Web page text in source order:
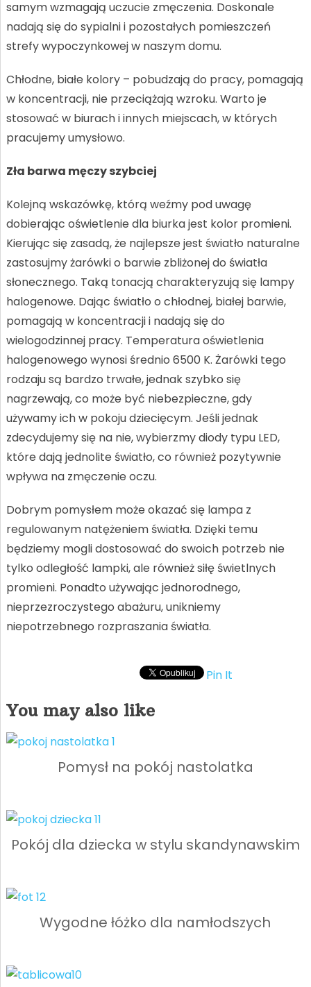
samym wzmagają uczucie zmęczenia. Doskonale
nadają się do sypialni i pozostałych pomieszczeń
strefy wypoczynkowej w naszym domu.
Chłodne, białe kolory – pobudzają do pracy, pomagają
w koncentracji, nie przeciążają wzroku. Warto je
stosować w biurach i innych miejscach, w których
pracujemy umysłowo.
Zła barwa męczy szybciej
Kolejną wskazówkę, którą weźmy pod uwagę
dobierając oświetlenie dla biurka jest kolor promieni.
Kierując się zasadą, że najlepsze jest światło naturalne
zastosujmy żarówki o barwie zbliżonej do światła
słonecznego. Taką tonacją charakteryzują się lampy
halogenowe. Dając światło o chłodnej, białej barwie,
pomagają w koncentracji i nadają się do
wielogodzinnej pracy. Temperatura oświetlenia
halogenowego wynosi średnio 6500 K. Żarówki tego
rodzaju są bardzo trwałe, jednak szybko się
nagrzewają, co może być niebezpieczne, gdy
używamy ich w pokoju dziecięcym. Jeśli jednak
zdecydujemy się na nie, wybierzmy diody typu LED,
które dają jednolite światło, co również pozytywnie
wpływa na zmęczenie oczu.
Dobrym pomysłem może okazać się lampa z
regulowanym natężeniem światła. Dzięki temu
będziemy mogli dostosować do swoich potrzeb nie
tylko odległość lampki, ale również siłę świetlnych
promieni. Ponadto używając jednorodnego,
nieprzezroczystego abażuru, unikniemy
niepotrzebnego rozpraszania światła.
Pin It
You may also like
Pomysł na pokój nastolatka
Pokój dla dziecka w stylu skandynawskim
Wygodne łóżko dla namłodszych